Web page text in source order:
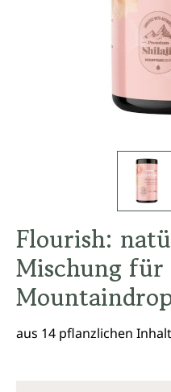
Flourish:
Mischung für
aus 14 pflanzlichen